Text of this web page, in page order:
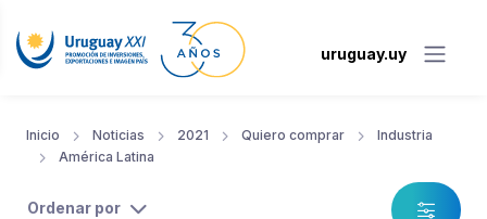
uruguay.uy
Inicio Noticias 2021 Quiero comprar
Industria
América Latina
Ordenar por